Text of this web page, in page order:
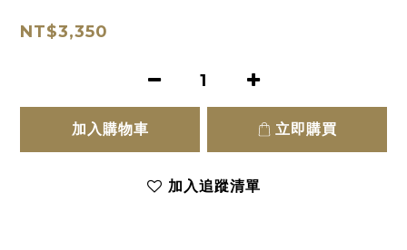
NT$3,350
加入購物車 立即購買
加入追蹤清單